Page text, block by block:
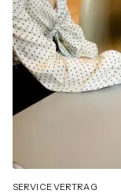
SERVICE VERTRAG